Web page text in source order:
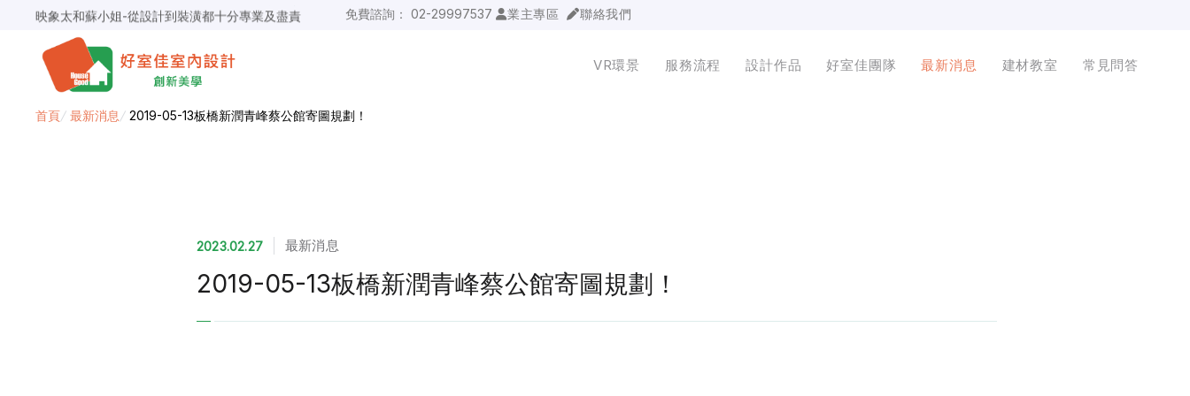
映象太和蘇小姐-從設計到裝潢都十分專業及盡責
超級F1歐小姐-設計跟材料的品質都很優質，建議實用
說明仔細流程順暢，注意施工上細節，施工團隊專業細心
毛胚屋裝修推薦，設計師與工務完美配合，效果非常滿意
春城越蔡先生-設計師溝通規劃完善，整體來說相當滿意
免費諮詢： 02-29997537 業主專區 聯絡我們
VR環景 服務流程 設計作品 好室佳團隊 最新消息 建材教室 常見問答
首頁/ 最新消息 / 2019-05-13板橋新潤青峰蔡公館寄圖規劃！
2023.02.27 最新消息
2019-05-13板橋新潤青峰蔡公館寄圖規劃！